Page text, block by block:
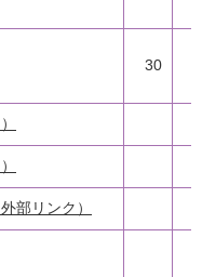
30
部リンク）